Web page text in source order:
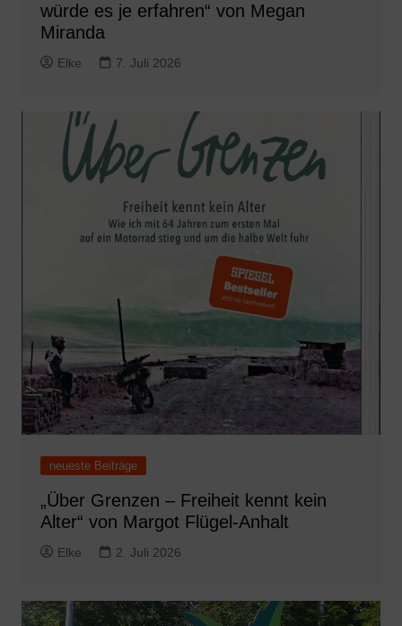
würde es je erfahren“ von Megan
Miranda
Elke 7. Juli 2026
neueste Beiträge
„Über Grenzen – Freiheit kennt kein
Alter“ von Margot Flügel-Anhalt
Elke 2. Juli 2026